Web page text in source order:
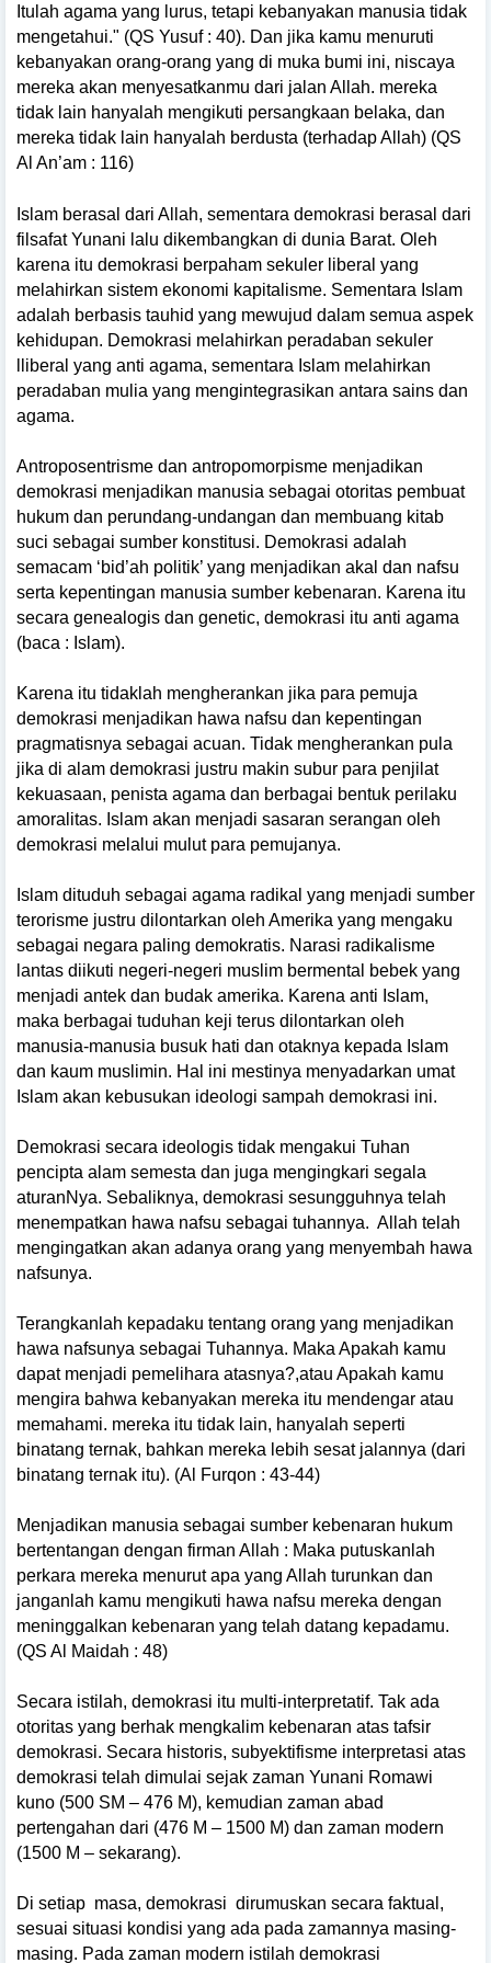
Itulah agama yang lurus, tetapi kebanyakan manusia tidak
mengetahui." (QS Yusuf : 40). Dan jika kamu menuruti
kebanyakan orang-orang yang di muka bumi ini, niscaya
mereka akan menyesatkanmu dari jalan Allah. mereka
tidak lain hanyalah mengikuti persangkaan belaka, dan
mereka tidak lain hanyalah berdusta (terhadap Allah) (QS
Al An’am : 116)
Islam berasal dari Allah, sementara demokrasi berasal dari
filsafat Yunani lalu dikembangkan di dunia Barat. Oleh
karena itu demokrasi berpaham sekuler liberal yang
melahirkan sistem ekonomi kapitalisme. Sementara Islam
adalah berbasis tauhid yang mewujud dalam semua aspek
kehidupan. Demokrasi melahirkan peradaban sekuler
lliberal yang anti agama, sementara Islam melahirkan
peradaban mulia yang mengintegrasikan antara sains dan
agama.
Antroposentrisme dan antropomorpisme menjadikan
demokrasi menjadikan manusia sebagai otoritas pembuat
hukum dan perundang-undangan dan membuang kitab
suci sebagai sumber konstitusi. Demokrasi adalah
semacam ‘bid’ah politik’ yang menjadikan akal dan nafsu
serta kepentingan manusia sumber kebenaran. Karena itu
secara genealogis dan genetic, demokrasi itu anti agama
(baca : Islam).
Karena itu tidaklah mengherankan jika para pemuja
demokrasi menjadikan hawa nafsu dan kepentingan
pragmatisnya sebagai acuan. Tidak mengherankan pula
jika di alam demokrasi justru makin subur para penjilat
kekuasaan, penista agama dan berbagai bentuk perilaku
amoralitas. Islam akan menjadi sasaran serangan oleh
demokrasi melalui mulut para pemujanya.
Islam dituduh sebagai agama radikal yang menjadi sumber
terorisme justru dilontarkan oleh Amerika yang mengaku
sebagai negara paling demokratis. Narasi radikalisme
lantas diikuti negeri-negeri muslim bermental bebek yang
menjadi antek dan budak amerika. Karena anti Islam,
maka berbagai tuduhan keji terus dilontarkan oleh
manusia-manusia busuk hati dan otaknya kepada Islam
dan kaum muslimin. Hal ini mestinya menyadarkan umat
Islam akan kebusukan ideologi sampah demokrasi ini.
Demokrasi secara ideologis tidak mengakui Tuhan
pencipta alam semesta dan juga mengingkari segala
aturanNya. Sebaliknya, demokrasi sesungguhnya telah
menempatkan hawa nafsu sebagai tuhannya. Allah telah
mengingatkan akan adanya orang yang menyembah hawa
nafsunya.
Terangkanlah kepadaku tentang orang yang menjadikan
hawa nafsunya sebagai Tuhannya. Maka Apakah kamu
dapat menjadi pemelihara atasnya?,atau Apakah kamu
mengira bahwa kebanyakan mereka itu mendengar atau
memahami. mereka itu tidak lain, hanyalah seperti
binatang ternak, bahkan mereka lebih sesat jalannya (dari
binatang ternak itu). (Al Furqon : 43-44)
Menjadikan manusia sebagai sumber kebenaran hukum
bertentangan dengan firman Allah : Maka putuskanlah
perkara mereka menurut apa yang Allah turunkan dan
janganlah kamu mengikuti hawa nafsu mereka dengan
meninggalkan kebenaran yang telah datang kepadamu.
(QS Al Maidah : 48)
Secara istilah, demokrasi itu multi-interpretatif. Tak ada
otoritas yang berhak mengkalim kebenaran atas tafsir
demokrasi. Secara historis, subyektifisme interpretasi atas
demokrasi telah dimulai sejak zaman Yunani Romawi
kuno (500 SM – 476 M), kemudian zaman abad
pertengahan dari (476 M – 1500 M) dan zaman modern
(1500 M – sekarang).
Di setiap masa, demokrasi dirumuskan secara faktual,
sesuai situasi kondisi yang ada pada zamannya masing-
masing. Pada zaman modern istilah demokrasi